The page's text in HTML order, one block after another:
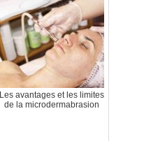
Les avantages et les limites
de la microdermabrasion